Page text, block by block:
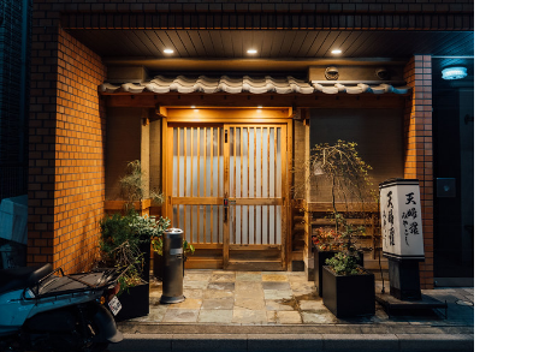
塔
同
框
構
圖、
望
遠
鏡
頭
選
擇、
從